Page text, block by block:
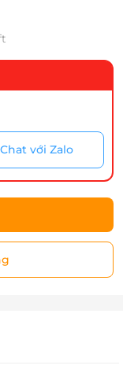
Chat với Zalo